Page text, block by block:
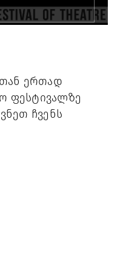
ერთად
ფესტივალზე
ჩვენს